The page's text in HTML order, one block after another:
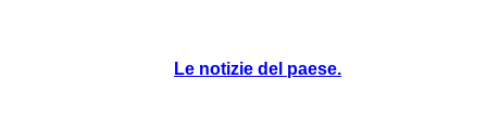
Le notizie del paese.